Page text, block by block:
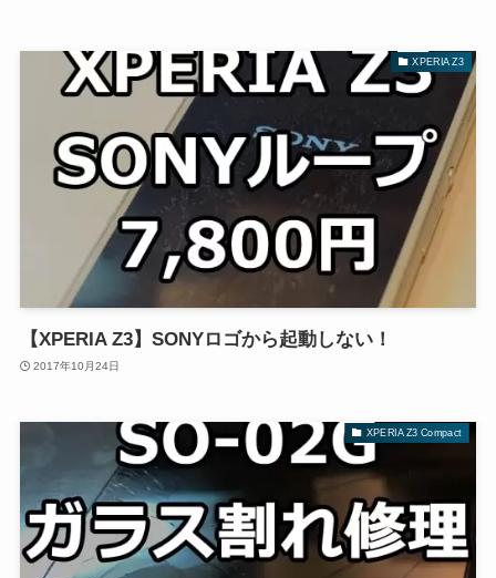
XPERIA Z3
【XPERIA Z3】SONYロゴから起動しない！
2017年10月24日
XPERIA Z3 Compact